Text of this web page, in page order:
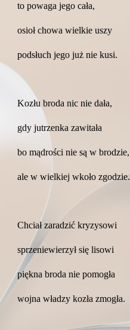
to powaga jego cała,
osioł chowa wielkie uszy
podsłuch jego już nie kusi.
Kozłu broda nic nie dała,
gdy jutrzenka zawitała
bo mądrości nie są w brodzie,
ale w wielkiej wkoło zgodzie.
Chciał zaradzić kryzysowi
sprzeniewierzył się lisowi
piękna broda nie pomogła
wojna władzy kozła zmogła.